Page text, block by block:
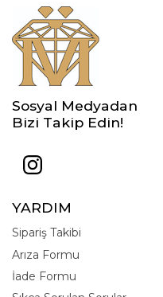
Sosyal Medyadan
Bizi Takip Edin!
YARDIM
Sipariş Takibi
Arıza Formu
İade Formu